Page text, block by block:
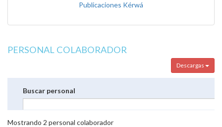
Publicaciones Kérwá
PERSONAL COLABORADOR
Descargas
Buscar personal
Mostrando 2 personal colaborador